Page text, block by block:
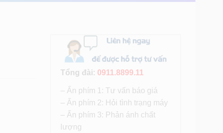
Tổng đài: 0911.8899.11
– Ấn phím 1: Tư vấn báo giá
– Ấn phím 2: Hỏi tình trạng máy
– Ấn phím 3: Phản ánh chất
lượng